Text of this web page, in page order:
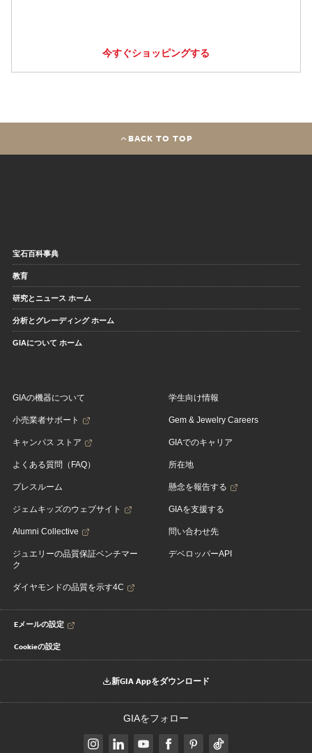
今すぐショッピングする
BACK TO TOP
宝石百科事典
教育
研究とニュース ホーム
分析とグレーディング ホーム
GIAについて ホーム
GIAの機器について
小売業者サポート
キャンパス ストア
よくある質問（FAQ）
プレスルーム
ジェムキッズのウェブサイト
Alumni Collective
ジュエリーの品質保証ベンチマー
ク
ダイヤモンドの品質を示す4C
学生向け情報
Gem & Jewelry Careers
GIAでのキャリア
所在地
懸念を報告する
GIAを支援する
問い合わせ先
デベロッパーAPI
Eメールの設定
Cookieの設定
新GIA Appをダウンロード
GIAをフォロー